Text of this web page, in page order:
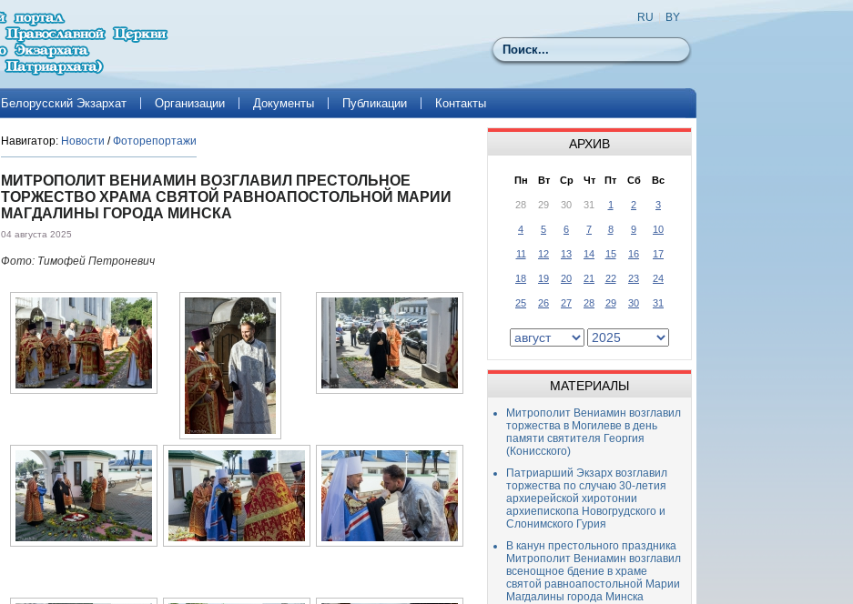
Поиск
RU BY
Белорусский Экзархат Организации Документы Публикации Контакты
Навигатор: Новости /Фоторепортажи
МИТРОПОЛИТ ВЕНИАМИН ВОЗГЛАВИЛ ПРЕСТОЛЬНОЕ
ТОРЖЕСТВО ХРАМА СВЯТОЙ РАВНОАПОСТОЛЬНОЙ МАРИИ
МАГДАЛИНЫ ГОРОДА МИНСКА
04 августа 2025
Фото: Тимофей Петроневич
АРХИВ
Пн Вт Ср Чт Пт Сб Вс
28 29 30 31 1 2 3
4 5 6 7 8 9 10
11 12 13 14 15 16 17
18 19 20 21 22 23 24
25 26 27 28 29 30 31
МАТЕРИАЛЫ
Митрополит Вениамин возглавил
торжества в Могилеве в день
памяти святителя Георгия
(Конисского)
Патриарший Экзарх возглавил
торжества по случаю 30-летия
архиерейской хиротонии
архиепископа Новогрудского и
Слонимского Гурия
В канун престольного праздника
Митрополит Вениамин возглавил
всенощное бдение в храме
святой равноапостольной Марии
Магдалины города Минска